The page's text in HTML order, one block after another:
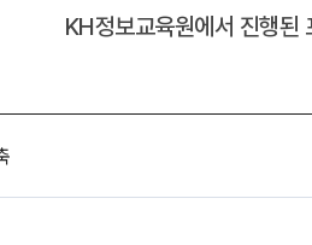
사업 제휴 문의
협력기업
KH정보교육원에서 진행된